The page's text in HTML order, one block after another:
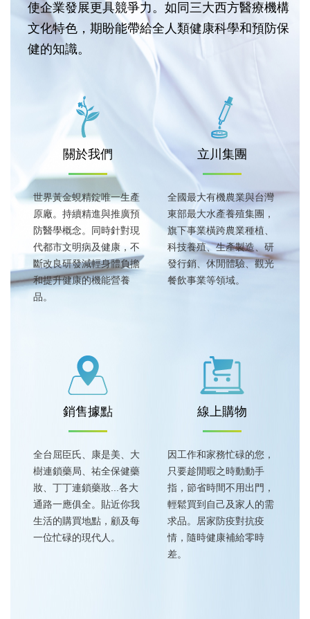
使企業發展更具競爭力。如同三大西方醫療機構
文化特色，期盼能帶給全人類健康科學和預防保
健的知識。
關於我們
世界黃金蜆精錠唯一生產
原廠。持續精進與推廣預
防醫學概念。同時針對現
代都市文明病及健康，不
斷改良研發減輕身體負擔
和提升健康的機能營養
品。
立川集團
全國最大有機農業與台灣
東部最大水產養殖集團，
旗下事業橫跨農業種植、
科技養殖、生產製造、研
發行銷、休閒體驗、觀光
餐飲事業等領域。
銷售據點
全台屈臣氏、康是美、大
樹連鎖藥局、祐全保健藥
妝、丁丁連鎖藥妝...各大
通路一應俱全。貼近你我
生活的購買地點，顧及每
一位忙碌的現代人。
線上購物
因工作和家務忙碌的您，
只要趁閒暇之時動動手
指，節省時間不用出門，
輕鬆買到自己及家人的需
求品。居家防疫對抗疫
情，隨時健康補給零時
差。